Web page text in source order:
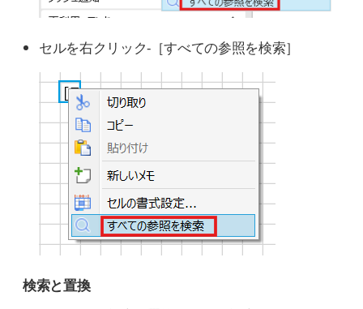
セルを右クリック-［すべての参照を検索］
検索と置換